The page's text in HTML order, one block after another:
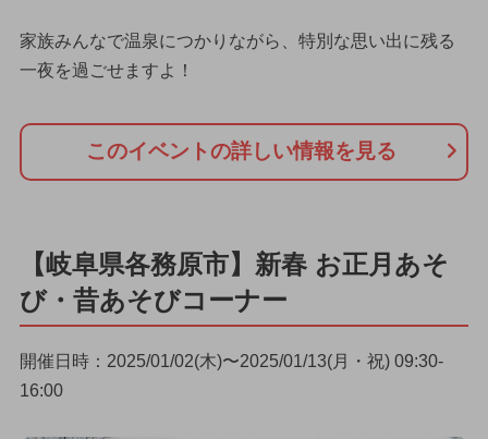
家族みんなで温泉につかりながら、特別な思い出に残る
一夜を過ごせますよ！
このイベントの詳しい情報を見る
【岐阜県各務原市】新春 お正月あそ
び・昔あそびコーナー
開催日時：2025/01/02(木)〜2025/01/13(月・祝) 09:30-
16:00